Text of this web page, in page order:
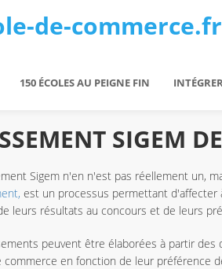
de-commerce.fr
150 ÉCOLES AU PEIGNE FIN
SIGEM
Sigem n'en n'est pas réellement un,
est un processus permettant d'affecter
leurs résultats au concours et de leurs
peuvent être élaborées à partir des
commerce en fonction de leur préférence